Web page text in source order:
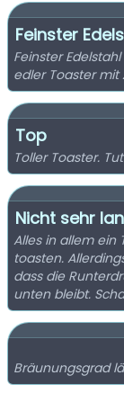
Feinster
Feinster
edler Toaster
Top
Toller Toaster.
Nicht sehr
Alles in allem ein
toasten.
dass die
unten bleibt.
Bräunungsgrad